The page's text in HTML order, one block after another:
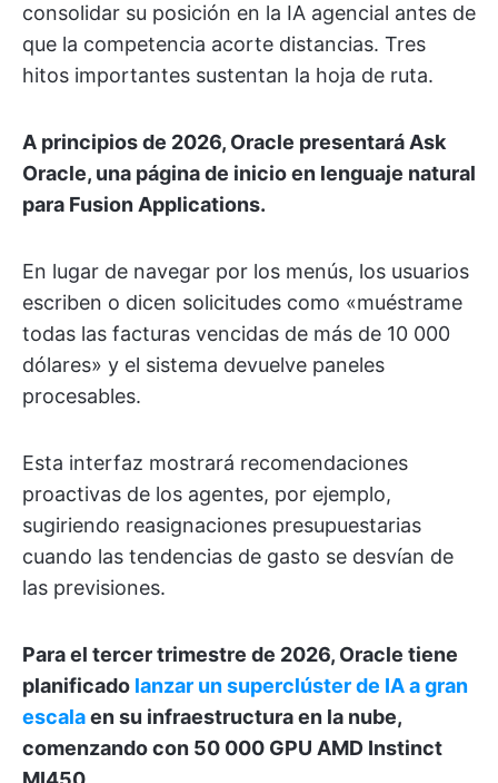
consolidar su posición en la IA agencial antes de
que la competencia acorte distancias. Tres
hitos importantes sustentan la hoja de ruta.
A principios de 2026, Oracle presentará Ask
Oracle, una página de inicio en lenguaje natural
para Fusion Applications.
En lugar de navegar por los menús, los usuarios
escriben o dicen solicitudes como «muéstrame
todas las facturas vencidas de más de 10 000
dólares» y el sistema devuelve paneles
procesables.
Esta interfaz mostrará recomendaciones
proactivas de los agentes, por ejemplo,
sugiriendo reasignaciones presupuestarias
cuando las tendencias de gasto se desvían de
las previsiones.
Para el tercer trimestre de 2026, Oracle tiene
planificado lanzar un superclúster de IA a gran
escalaen su infraestructura en la nube,
comenzando con 50 000 GPU AMD Instinct